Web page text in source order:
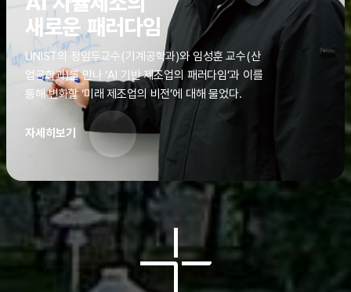
새로운 패러다임
UNIST의 정임두교수(기계공학과)와 임성훈 교수(산
업공학과)를 만나 ‘AI 기반 제조업의 패러다임’과 이를
통해 변화할 ‘미래 제조업의 비전’에 대해 물었다.
자세히보기